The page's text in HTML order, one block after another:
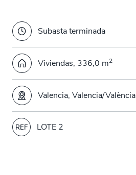
Subasta terminada
Viviendas, 336,0 m2
Valencia, Valencia/València
REF LOTE 2